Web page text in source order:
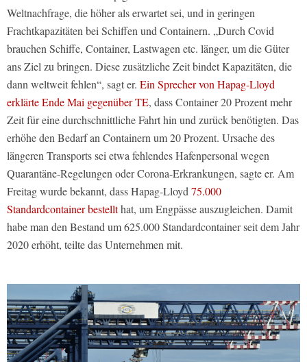
Weltnachfrage, die höher als erwartet sei, und in geringen
Frachtkapazitäten bei Schiffen und Containern. „Durch Covid
brauchen Schiffe, Container, Lastwagen etc. länger, um die Güter
ans Ziel zu bringen. Diese zusätzliche Zeit bindet Kapazitäten, die
dann weltweit fehlen“, sagt er. Ein Sprecher von Hapag-Lloyd
erklärte Ende Mai gegenüber TE, dass Container 20 Prozent mehr
Zeit für eine durchschnittliche Fahrt hin und zurück benötigten. Das
erhöhe den Bedarf an Containern um 20 Prozent. Ursache des
längeren Transports sei etwa fehlendes Hafenpersonal wegen
Quarantäne-Regelungen oder Corona-Erkrankungen, sagte er. Am
Freitag wurde bekannt, dass Hapag-Lloyd75.000
Standardcontainer bestellthat, um Engpässe auszugleichen. Damit
habe man den Bestand um 625.000 Standardcontainer seit dem Jahr
2020 erhöht, teilte das Unternehmen mit.